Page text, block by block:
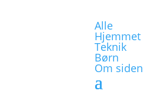
Alle
Hjemmet
Teknik
Børn
Om siden